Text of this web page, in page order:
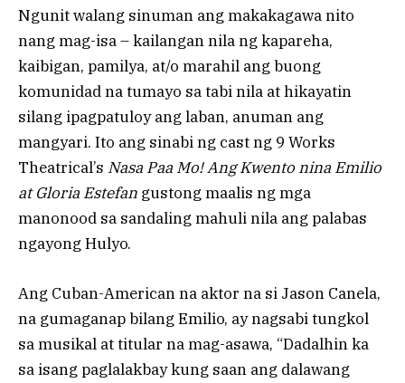
Ngunit walang sinuman ang makakagawa nito
nang mag-isa – kailangan nila ng kapareha,
kaibigan, pamilya, at/o marahil ang buong
komunidad na tumayo sa tabi nila at hikayatin
silang ipagpatuloy ang laban, anuman ang
mangyari. Ito ang sinabi ng cast ng 9 Works
Theatrical’s Nasa Paa Mo! Ang Kwento nina Emilio
at Gloria Estefan gustong maalis ng mga
manonood sa sandaling mahuli nila ang palabas
ngayong Hulyo.
Ang Cuban-American na aktor na si Jason Canela,
na gumaganap bilang Emilio, ay nagsabi tungkol
sa musikal at titular na mag-asawa, “Dadalhin ka
sa isang paglalakbay kung saan ang dalawang